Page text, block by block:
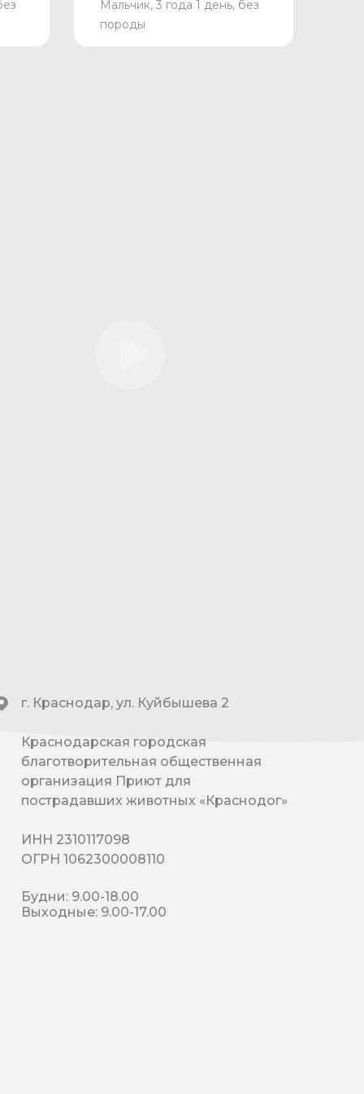
Мальчик, 3 года 1 день, без
породы
г. Краснодар, ул. Куйбышева 2
Краснодарская городская
благотворительная общественная
организация Приют для
пострадавших животных «Краснодог»
ИНН 2310117098
ОГРН 1062300008110
Будни: 9.00-18.00
Выходные: 9.00-17.00